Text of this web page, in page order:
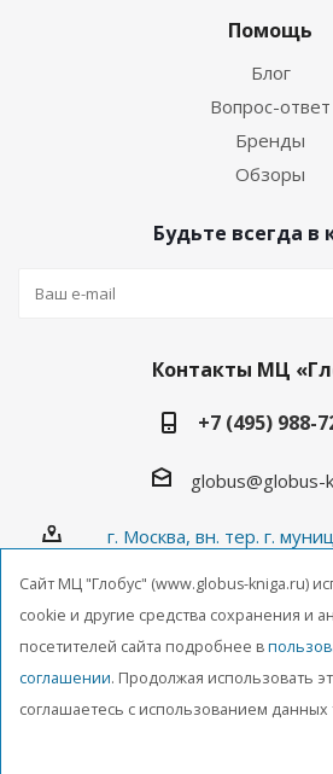
Помощь
Блог
Вопрос-ответ
Бренды
Обзоры
Будьте всегда в
Контакты МЦ
+7 (495) 988-
globus@globus-
г. Москва, вн. тер. г.
2026 © ООО
Cайт МЦ "Глобус" (www.globus-kniga.ru)
cookie и другие средства сохранения и
посетителей сайта подробнее в
соглашении. Продолжая использовать
соглашаетесь с использованием данных